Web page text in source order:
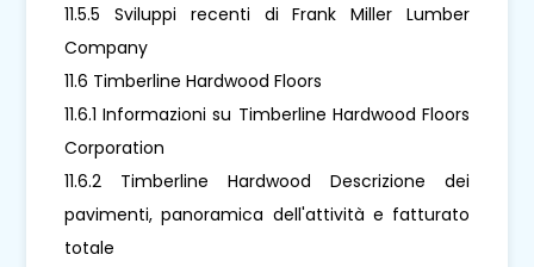
11.5.5 Sviluppi recenti di Frank Miller Lumber
Company
11.6 Timberline Hardwood Floors
11.6.1 Informazioni su Timberline Hardwood Floors
Corporation
11.6.2 Timberline Hardwood Descrizione dei
pavimenti, panoramica dell'attività e fatturato
totale